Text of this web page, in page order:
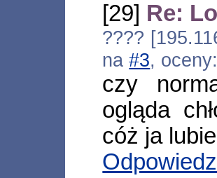
[29] Re:
????
na#3, oceny:
czy
ogląda
cóż ja
Odpowiedz